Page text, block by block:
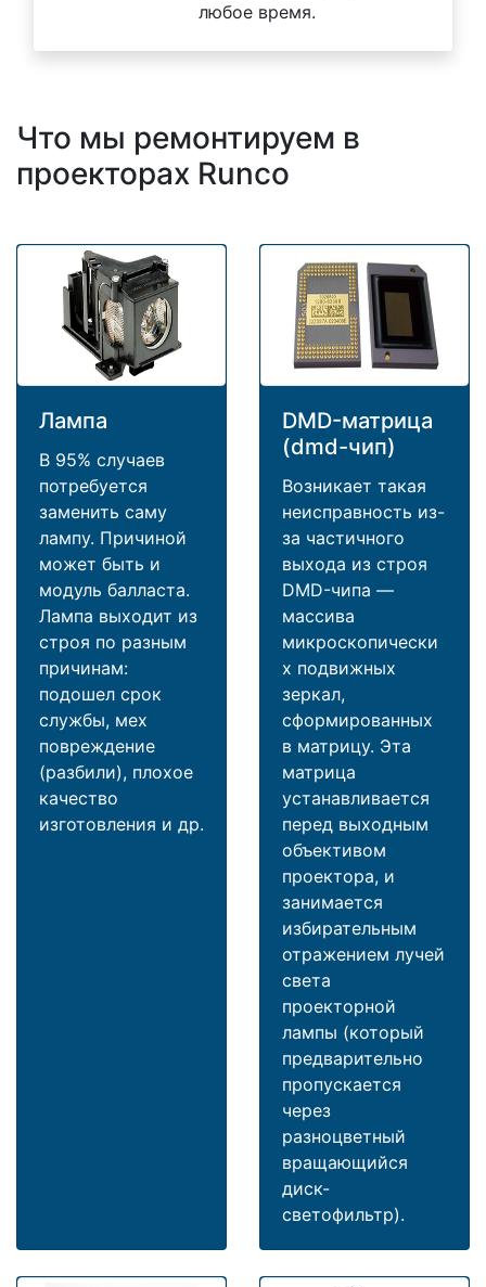
любое время.
Что мы ремонтируем в
проекторах Runco
Лампа
В 95% случаев
потребуется
заменить саму
лампу. Причиной
может быть и
модуль балласта.
Лампа выходит из
строя по разным
причинам:
подошел срок
службы, мех
повреждение
(разбили), плохое
качество
изготовления и др.
DMD-матрица
(dmd-чип)
Возникает такая
неисправность из-
за частичного
выхода из строя
DMD-чипа —
массива
микроскопически
х подвижных
зеркал,
сформированных
в матрицу. Эта
матрица
устанавливается
перед выходным
объективом
проектора, и
занимается
избирательным
отражением лучей
света
проекторной
лампы (который
предварительно
пропускается
через
разноцветный
вращающийся
диск-
светофильтр).